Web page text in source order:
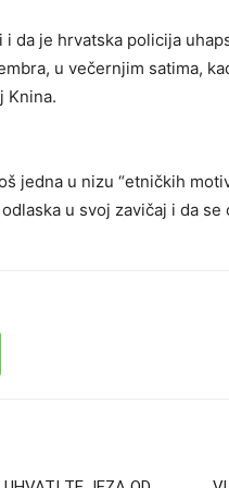
i da je hrvatska policija
u večernjim satima,
Knina.
jedna u nizu “etničkih
u svoj zavičaj i da